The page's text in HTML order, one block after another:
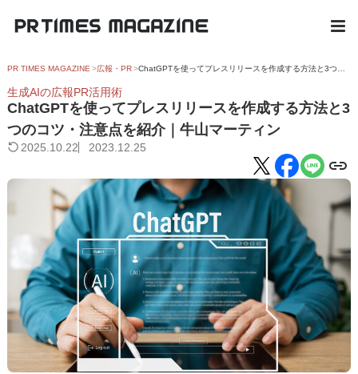
PR TIMES MAGAZINE 広報・PR
生成AIの広報PR活用術
ChatGPTを使ってプレスリリースを作成する方法と3
つのコツ・注意点を紹介｜牛山マーティン
2025.10.22 2023.12.25